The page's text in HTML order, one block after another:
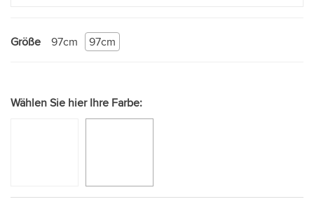
Größe 97cm 97cm
Wählen Sie hier Ihre Farbe: